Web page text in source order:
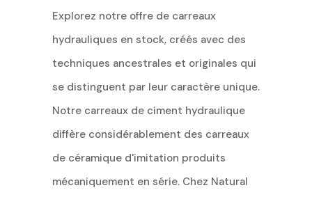
Explorez notre offre de carreaux
hydrauliques en stock, créés avec des
techniques ancestrales et originales qui
se distinguent par leur caractère unique.
Notre carreaux de ciment hydraulique
diffère considérablement des carreaux
de céramique d'imitation produits
mécaniquement en série. Chez Natural